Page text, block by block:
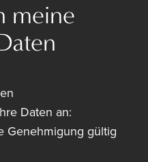
meine
Daten an:
Genehmigung gültig